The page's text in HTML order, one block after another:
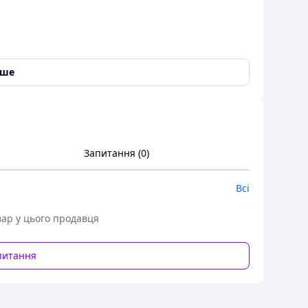
потужних сучасних двигунів, в тому числі
Запитання (0)
Всі
у цього продавця